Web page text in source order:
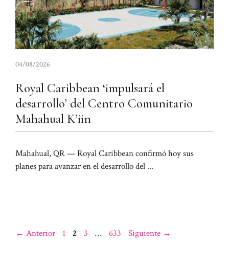
04/08/2026
Royal Caribbean ‘impulsará el
desarrollo’ del Centro Comunitario
Mahahual K’iin
Mahahual, QR — Royal Caribbean confirmó hoy sus
planes para avanzar en el desarrollo del ...
← Anterior Página
1 Página
2 Página
3 … Página
633 Siguiente →